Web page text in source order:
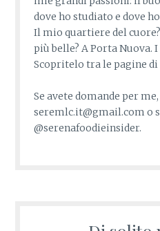
dove ho studiato e dove
Il mio quartiere del
più belle? A Porta
Scopritelo tra le pagine
Se avete domande per
seremlc.it@gmail.com o
@serenafoodieinsider.